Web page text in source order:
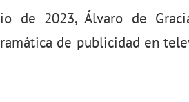
de 2023, Álvaro de
de publicidad en